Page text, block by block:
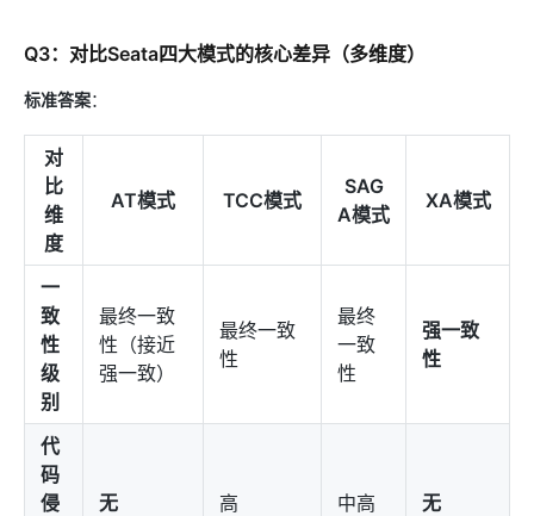
Q3：对比Seata四大模式的核心差异（多维度）
标准答案：
对
比
维
度
AT模式 TCC模式
SAG
A模式
XA模式
一
致
性
级
别
最终一致
性（接近
强一致）
最终一致
性
最终
一致
性
强一致
性
代
码
侵
无 高 中高 无